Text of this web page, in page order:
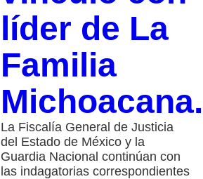
líder de La
Familia
Michoacana.
La Fiscalía General de Justicia
del Estado de México y la
Guardia Nacional continúan con
las indagatorias correspondientes